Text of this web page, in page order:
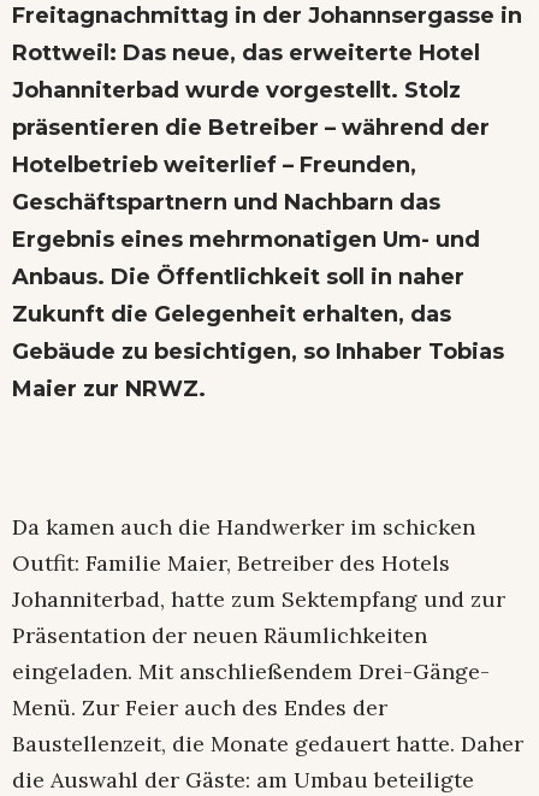
Freitagnachmittag in der Johannsergasse in
Rottweil: Das neue, das erweiterte Hotel
Johanniterbad wurde vorgestellt. Stolz
präsentieren die Betreiber – während der
Hotelbetrieb weiterlief – Freunden,
Geschäftspartnern und Nachbarn das
Ergebnis eines mehrmonatigen Um- und
Anbaus. Die Öffentlichkeit soll in naher
Zukunft die Gelegenheit erhalten, das
Gebäude zu besichtigen, so Inhaber Tobias
Maier zur NRWZ.
Da kamen auch die Handwerker im schicken
Outfit: Familie Maier, Betreiber des Hotels
Johanniterbad, hatte zum Sektempfang und zur
Präsentation der neuen Räumlichkeiten
eingeladen. Mit anschließendem Drei-Gänge-
Menü. Zur Feier auch des Endes der
Baustellenzeit, die Monate gedauert hatte. Daher
die Auswahl der Gäste: am Umbau beteiligte